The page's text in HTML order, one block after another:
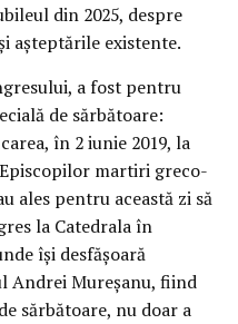
din 2025, despre
așteptările existente.
a fost pentru
de sărbătoare:
în 2 iunie 2019, la
martiri greco-
ales pentru această zi să
la Catedrala în
își desfășoară
Andrei Mureșanu, fiind
sărbătoare, nu doar a